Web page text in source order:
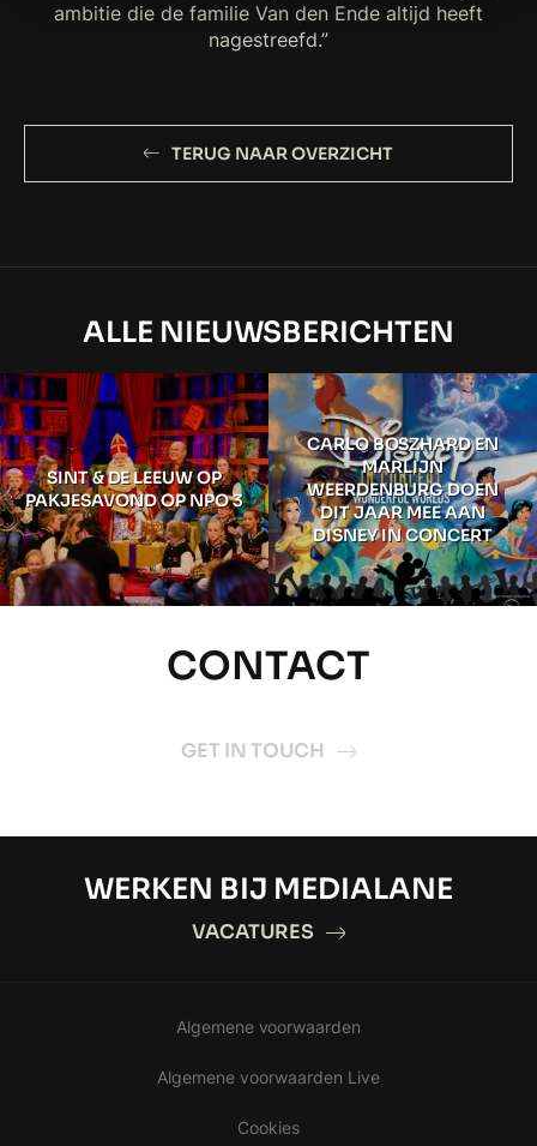
ambitie die de familie Van den Ende altijd heeft
nagestreefd.”
TERUG NAAR OVERZICHT
ALLE NIEUWSBERICHTEN
SINT & DE LEEUW OP
PAKJESAVOND OP NPO 3
CARLO BOSZHARD EN
MARLIJN
WEERDENBURG DOEN
DIT JAAR MEE AAN
DISNEY IN CONCERT
CONTACT
GET IN TOUCH
WERKEN BIJ MEDIALANE
VACATURES
Algemene voorwaarden
Algemene voorwaarden Live
Cookies